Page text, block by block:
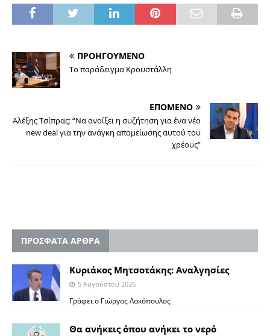
ΠΡΟΗΓΟΥΜΕΝΟ
Το παράδειγμα Κρουστάλλη
ΕΠΟΜΕΝΟ
Αλέξης Τσίπρας: “Να ανοίξει η συζήτηση για ένα νέο
new deal για την ανάγκη απομείωσης αυτού του
χρέους”
ΠΡΟΣΦΑΤΑ ΑΡΘΡΑ
Κυριάκος Μητσοτάκης: Αναλγησίες
5 Αυγούστου 2026
Γράφει ο Γιώργος Λακόπουλος
Θα ανήκεις όπου ανήκει το νερό